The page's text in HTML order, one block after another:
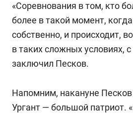
«Соревнования в том, кто
более в такой момент,
собственно, и происходит,
в таких сложных условиях,
заключил Песков.
Напомним, накануне
Ургант — большой патриот.